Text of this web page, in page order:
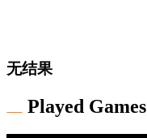
无结果
Played Games